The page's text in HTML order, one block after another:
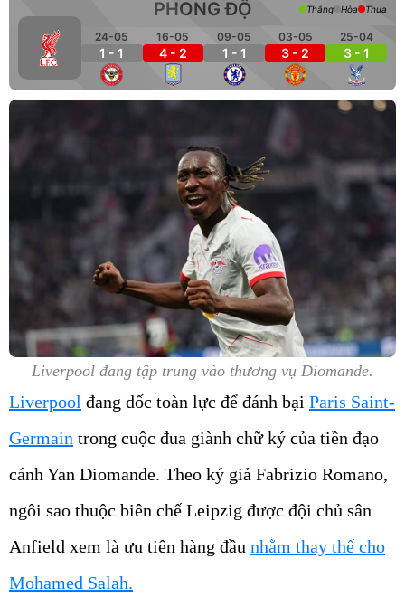
PHONG ĐỘ
24-05
1 - 1
16-05
4 - 2
09-05
1 - 1
03-05
3 - 2
25-04
3 - 1
Thắng Hòa Thua
Liverpool đang tập trung vào thương vụ Diomande.
Liverpool đang dốc toàn lực để đánh bại Paris Saint-
Germain trong cuộc đua giành chữ ký của tiền đạo
cánh Yan Diomande. Theo ký giả Fabrizio Romano,
ngôi sao thuộc biên chế Leipzig được đội chủ sân
Anfield xem là ưu tiên hàng đầu nhằm thay thế cho
Mohamed Salah.